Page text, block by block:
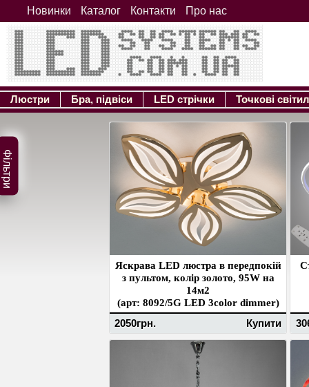
Новинки Каталог Контакти Про нас
Люстри Бра, підвіси LED стрічки Точкові
Фільтри
Яскрава LED люстра в передпокій
з пультом, колір золото, 95W на
14м2
(арт: 8092/5G LED 3color dimmer)
2050грн. Купити